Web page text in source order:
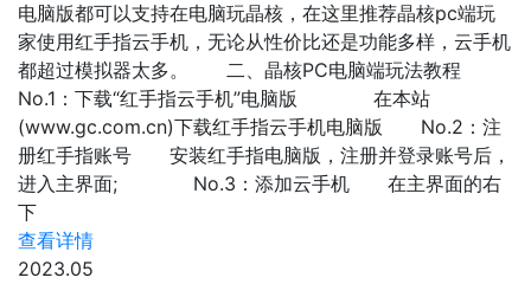
电脑版都可以支持在电脑玩晶核，在这里推荐晶核pc端玩
家使用红手指云手机，无论从性价比还是功能多样，云手机
都超过模拟器太多。 二、晶核PC电脑端玩法教程
No.1：下载“红手指云手机”电脑版 在本站
(www.gc.com.cn)下载红手指云手机电脑版 No.2：注
册红手指账号 安装红手指电脑版，注册并登录账号后，
进入主界面; No.3：添加云手机 在主界面的右
下
查看详情
2023.05